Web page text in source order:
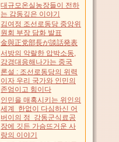
대규모온실농장들이 전하
는 감동깊은 이야기
김여정 조선로동당 중앙위
원회 부장 담화 발표
金與正党部長が談話発表
서방의 악랄한 압박소동,
강경대응해나가는 중국
론설 : 조선로동당의 위력
이자 우리 국가와 인민의
존엄이고 힘이다
인민을 매혹시키는 위인의
세계 한없이 다심하신 어
버이의 정 강동군식료공
장에 깃든 가슴뜨거운 사
랑의 이야기